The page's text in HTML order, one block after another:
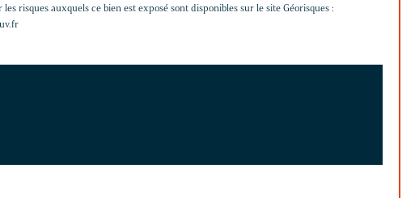
risques auxquels ce bien est exposé sont disponibles sur le site Géorisques :